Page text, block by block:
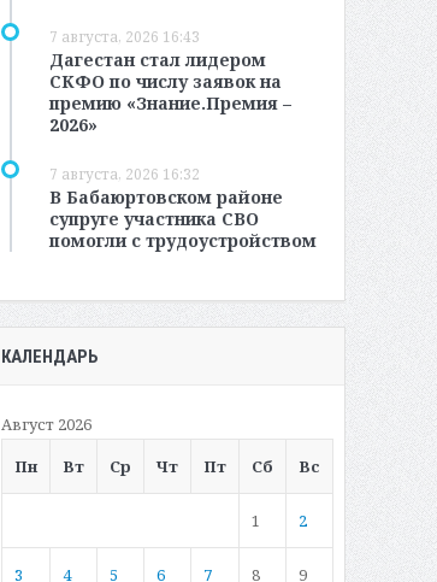
7 августа, 2026 16:43
Дагестан стал лидером
СКФО по числу заявок на
премию «Знание.Премия –
2026»
7 августа, 2026 16:32
В Бабаюртовском районе
супруге участника СВО
помогли с трудоустройством
КАЛЕНДАРЬ
Август 2026
Пн
Вт Ср Чт Пт Сб Вс
1 2
3 4 5 6 7 8 9